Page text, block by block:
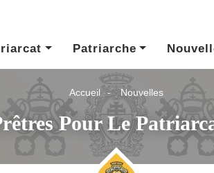
Patriarche
Accueil Nouvelles
Pour Le